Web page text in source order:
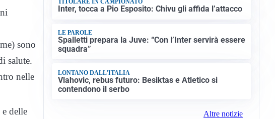
sono
salute.
nelle
e delle
TITOLARE IN CAMPIONATO
Inter, tocca a Pio Esposito: Chivu gli affida l’attacco
LE PAROLE
Spalletti prepara la Juve: “Con l’Inter servirà essere
squadra”
LONTANO DALL'ITALIA
Vlahovic, rebus futuro: Besiktas e Atletico si
contendono il serbo
Altre notizie